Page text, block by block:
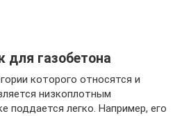
для газобетона
которого относятся и
низкоплотным
поддается легко. Например, его